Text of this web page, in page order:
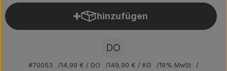
Über uns
hinzufügen
Produkt zum Warenkorb
DO
#70053 14,99 € / DO 149,90 € / KG
19% MwSt